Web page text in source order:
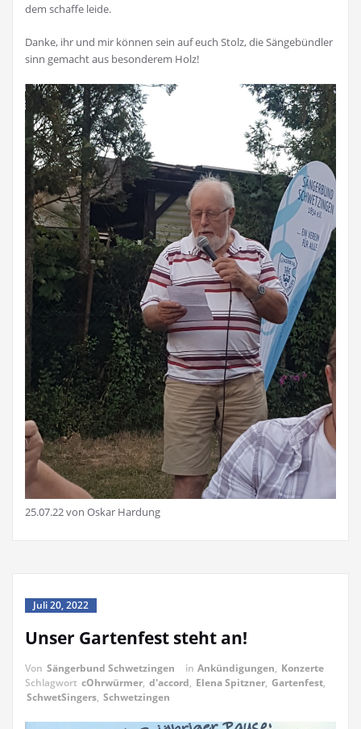
dem schaffe leide.
Danke, ihr und mir können sein auf euch Stolz, die Sängebündler
sinn gemacht aus besonderem Holz!
25.07.22 von Oskar Hardung
Juli 20, 2022
Unser Gartenfest steht an!
Von Sängerbund Schwetzingen in Ankündigungen, Konzerte
Schlagwort cOhrwürmer, d'accord, Elena Spitzner, Gartenfest,
SchwetSingers, Schwetzingen